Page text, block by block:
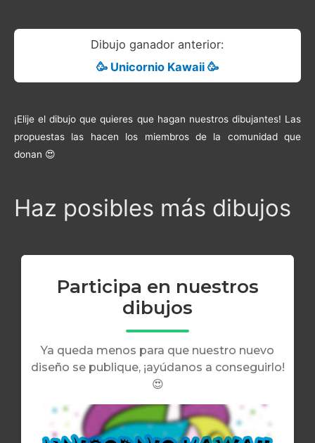
Dibujo ganador anterior:
🥳 Unicornio Kawaii 🥳
¡Elije el dibujo que quieres que hagan nuestros dibujantes! Las
propuestas las hacen los miembros de la comunidad que
donan 😍
Haz posibles más dibujos